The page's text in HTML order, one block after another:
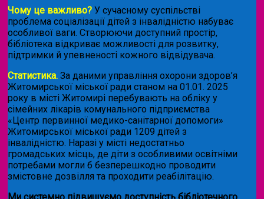
Чому це важливо? У сучасному суспільстві
проблема соціалізації дітей з інвалідністю набуває
особливої ваги. Створюючи доступний простір,
бібліотека відкриває можливості для розвитку,
підтримки й упевненості кожного відвідувача.
Статистика. За даними управління охорони здоров’я
Житомирської міської ради станом на 01.01. 2025
року в місті Житомирі перебувають на обліку у
сімейних лікарів комунального підприємства
«Центр первинної медико-санітарної допомоги»
Житомирської міської ради 1209 дітей з
інвалідністю. Наразі у місті недостатньо
громадських місць, де діти з особливими освітніми
потребами могли б безперешкодно проводити
змістовне дозвілля та проходити реабілітацію.